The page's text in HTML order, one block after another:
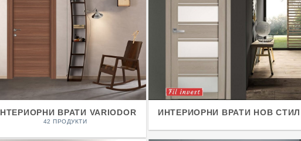
ВРАТИ VARIODOR
42 ПРОДУКТИ
ИНТЕРИОРНИ ВРАТИ НОВ СТИЛ